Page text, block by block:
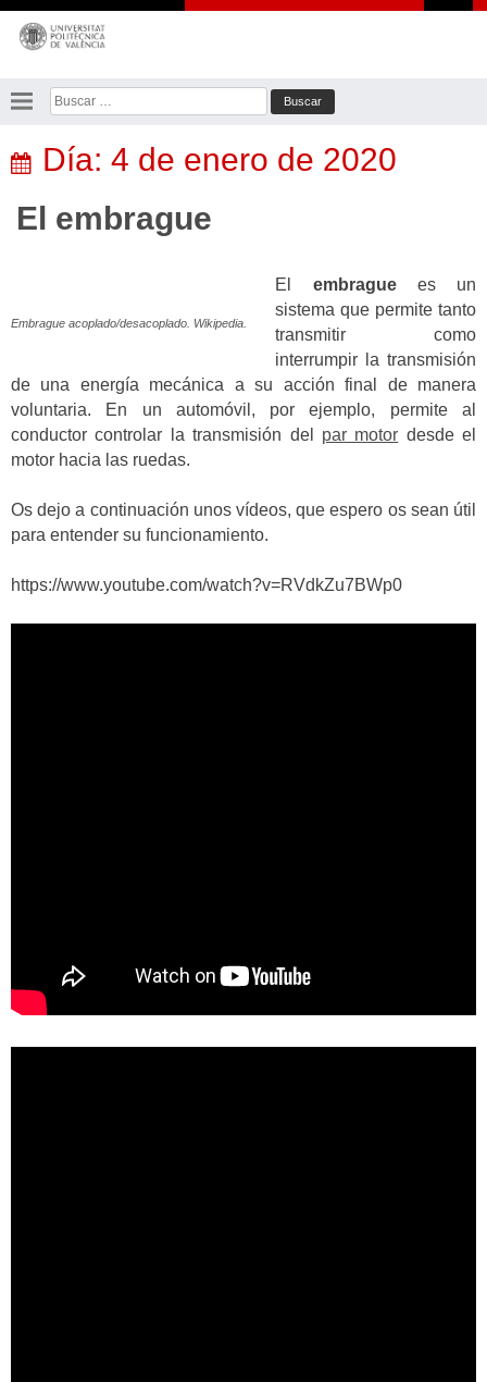
Saltar
contenido
Buscar:
Día: 4 de enero de 2020
El embrague
Embrague acoplado/desacoplado. Wikipedia.
El embraguees un
sistema que permite tanto
transmitir como
interrumpir la transmisión
de una energía mecánica a su acción final de manera
voluntaria. En un automóvil, por ejemplo, permite al
conductor controlar la transmisión del par motor desde el
motor hacia las ruedas.
Os dejo a continuación unos vídeos, que espero os sean útil
para entender su funcionamiento.
https://www.youtube.com/watch?v=RVdkZu7BWp0